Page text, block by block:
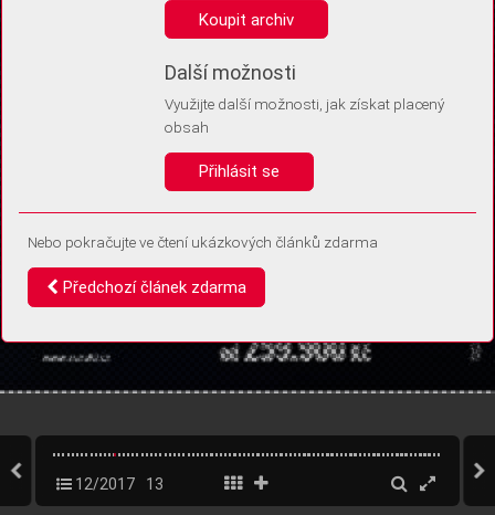
Anonymní unikátní ID
Díky němu příště poznáme, že se jedná o stejné zařízení, a
Identifikátor je zcela anonymní.
Vaše souhlasy a odmítnutí si ukládáme do vašeho zařízení, abychom se
vás už příště znovu neptali. Můžete je kdykoli později upravit ve Správě
12/2017 13
Koupit archiv
Další možnosti
Využijte další možnosti, jak získat placený
obsah
Přihlásit se
Nebo pokračujte ve čtení ukázkových článků zdarma
Předchozí článek zdarma